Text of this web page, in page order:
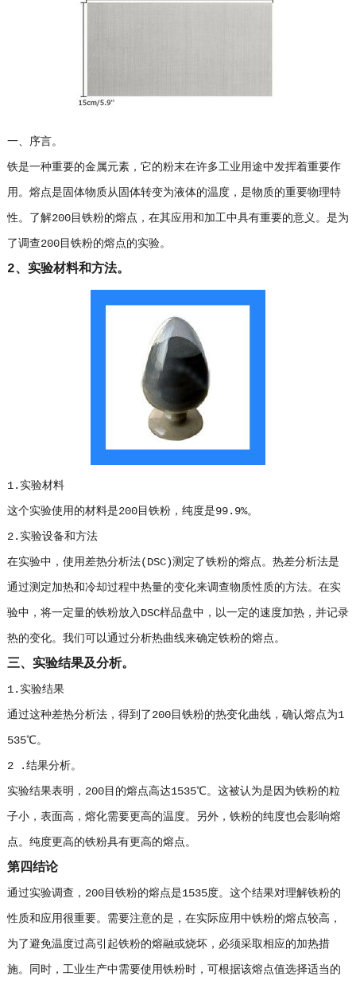
一、序言。
铁是一种重要的金属元素，它的粉末在许多工业用途中发挥着重要作
用。熔点是固体物质从固体转变为液体的温度，是物质的重要物理特
性。了解200目铁粉的熔点，在其应用和加工中具有重要的意义。是为
了调查200目铁粉的熔点的实验。
2、实验材料和方法。
1.实验材料
这个实验使用的材料是200目铁粉，纯度是99.9%。
2.实验设备和方法
在实验中，使用差热分析法(DSC)测定了铁粉的熔点。热差分析法是
通过测定加热和冷却过程中热量的变化来调查物质性质的方法。在实
验中，将一定量的铁粉放入DSC样品盘中，以一定的速度加热，并记录
热的变化。我们可以通过分析热曲线来确定铁粉的熔点。
三、实验结果及分析。
1.实验结果
通过这种差热分析法，得到了200目铁粉的热变化曲线，确认熔点为1
535℃。
2 .结果分析。
实验结果表明，200目的熔点高达1535℃。这被认为是因为铁粉的粒
子小，表面高，熔化需要更高的温度。另外，铁粉的纯度也会影响熔
点。纯度更高的铁粉具有更高的熔点。
第四结论
通过实验调查，200目铁粉的熔点是1535度。这个结果对理解铁粉的
性质和应用很重要。需要注意的是，在实际应用中铁粉的熔点较高，
为了避免温度过高引起铁粉的熔融或烧坏，必须采取相应的加热措
施。同时，工业生产中需要使用铁粉时，可根据该熔点值选择适当的